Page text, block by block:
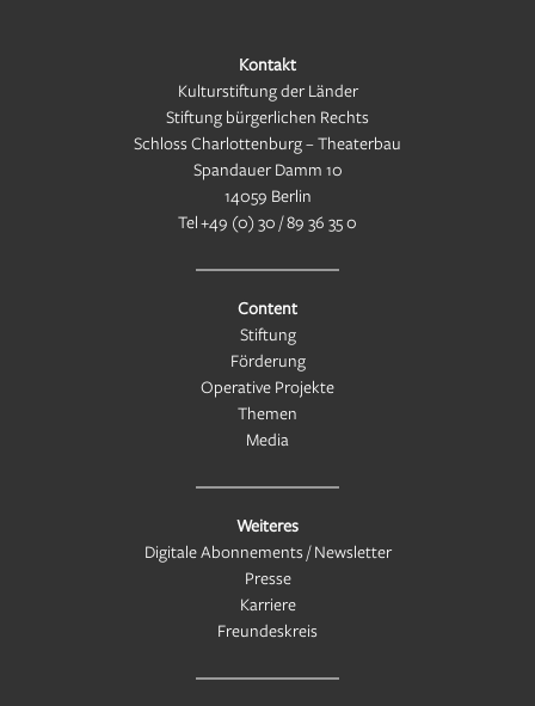
Kontakt
Kulturstiftung der Länder
Stiftung bürgerlichen Rechts
Schloss Charlottenburg – Theaterbau
Spandauer Damm 10
14059 Berlin
Tel+49 (0) 30 / 89 36 35 0
Content
Stiftung
Förderung
Operative Projekte
Themen
Media
Weiteres
Digitale Abonnements / Newsletter
Presse
Karriere
Freundeskreis